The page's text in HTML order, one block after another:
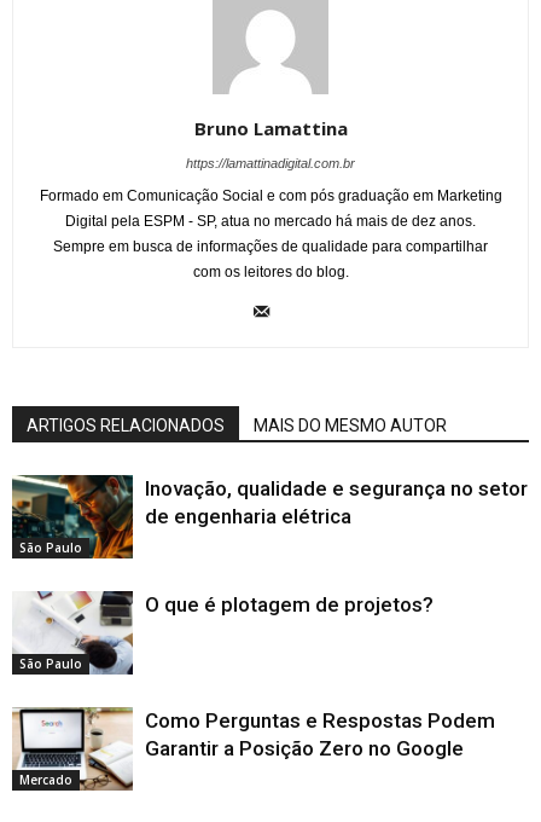
Bruno Lamattina
https://lamattinadigital.com.br
Formado em Comunicação Social e com pós graduação em Marketing
Digital pela ESPM - SP, atua no mercado há mais de dez anos.
Sempre em busca de informações de qualidade para compartilhar
com os leitores do blog.
ARTIGOS RELACIONADOS MAIS DO MESMO AUTOR
São Paulo
Inovação, qualidade e segurança no setor
de engenharia elétrica
São Paulo
O que é plotagem de projetos?
Mercado
Como Perguntas e Respostas Podem
Garantir a Posição Zero no Google